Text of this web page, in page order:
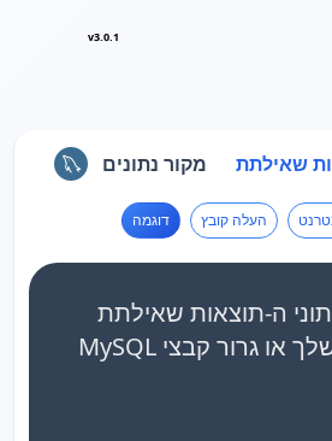
v3.0.1
מקור נתונים
דוגמה העלה קובץ
ה-תוצאות שאילתת